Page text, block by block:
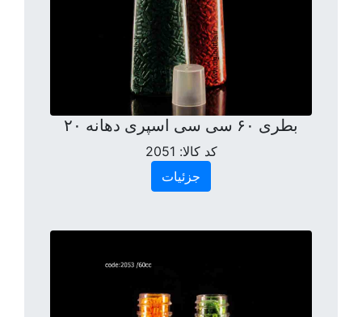
بطری ۶۰ سی سی اسپری دهانه ۲۰
کد کالا: 2051
جزئیات